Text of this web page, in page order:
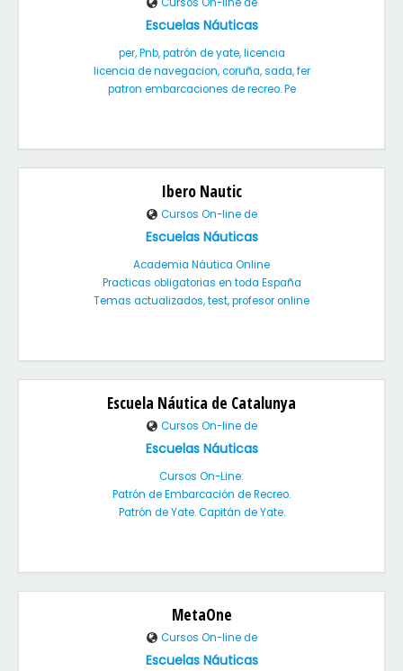
Escuelas Náuticas
per, Pnb, patrón de yate, licencia
licencia de navegacion, coruña, sada, fer
patron embarcaciones de recreo. Pe
Ibero Nautic
Cursos On-line de
Escuelas Náuticas
Academia Náutica Online
Practicas obligatorias en toda España
Temas actualizados, test, profesor online
Escuela Náutica de Catalunya
Cursos On-line de
Escuelas Náuticas
Cursos On-Line:
Patrón de Embarcación de Recreo.
Patrón de Yate. Capitán de Yate.
MetaOne
Cursos On-line de
Escuelas Náuticas